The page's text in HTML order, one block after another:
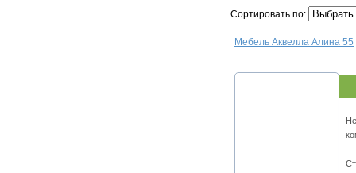
Сортировать по:
Мебель Аквелла Алина 55